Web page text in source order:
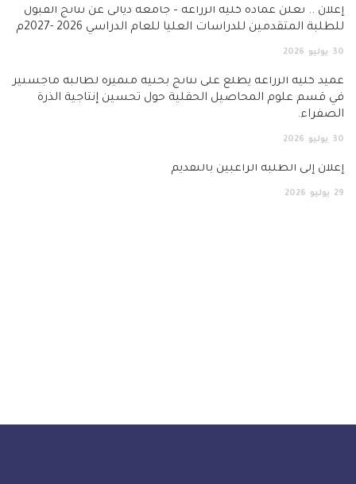
.. تعلن عمادة كلية الزراعة – جامعة ديالى عن نتائج القبول
المتقدمين للدراسات العليا للعام الدراسي 2026 -2027م
يوليو 2026
كلية الزراعة يطّلع على نتائج بحثية متميزة لطالبة ماجستير
قسم علوم المحاصيل الحقلية حول تحسين إنتاجية الذرة
يوليو 2026
إلى الطلبة الراغبين بالتقديم
يوليو 2026